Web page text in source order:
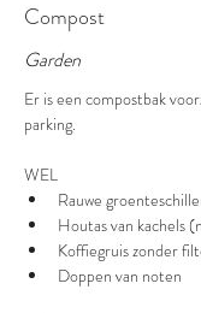
Compost
Garden
Er is een compostbak
parking.
WEL
Rauwe
Houtas van kachels
Koffiegruis zonder
Doppen van noten